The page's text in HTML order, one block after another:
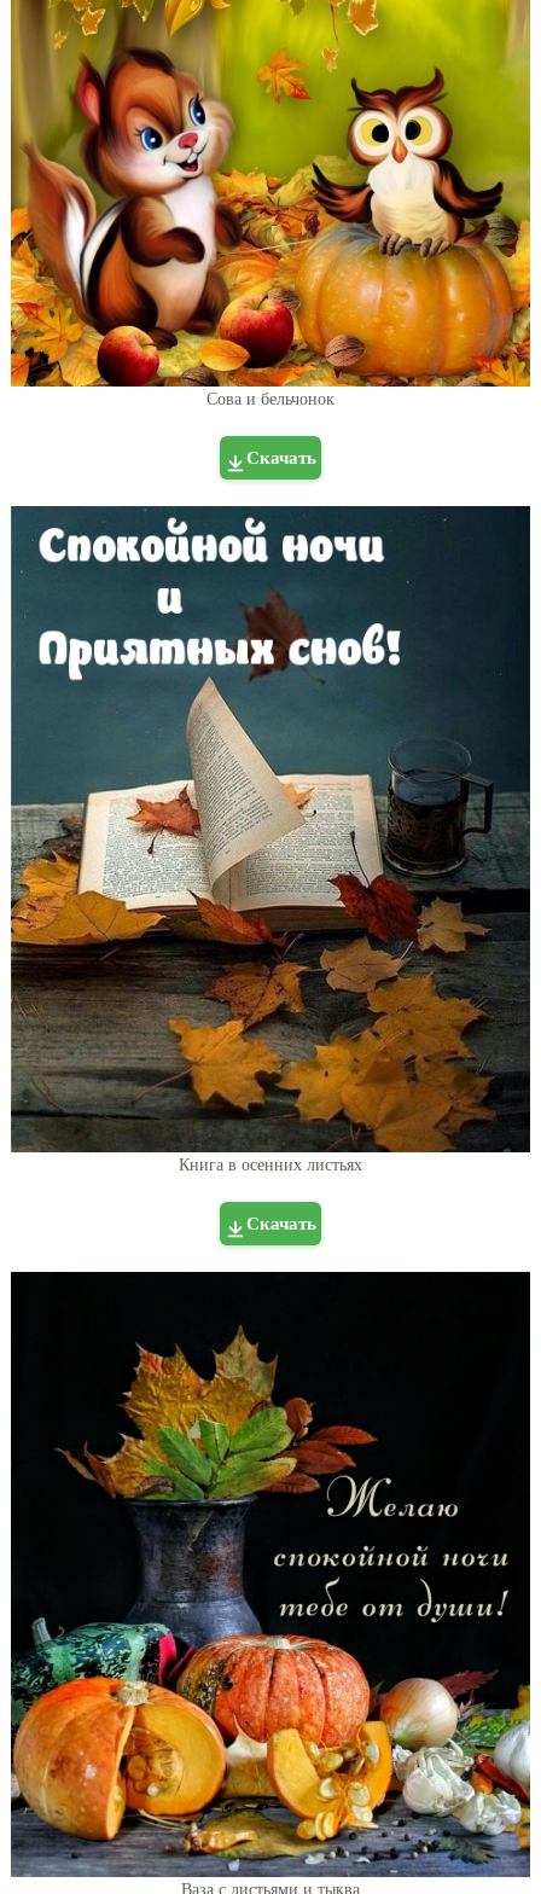
Сова и бельчонок
Скачать
Книга в осенних листьях
Скачать
Ваза с листьями и тыква